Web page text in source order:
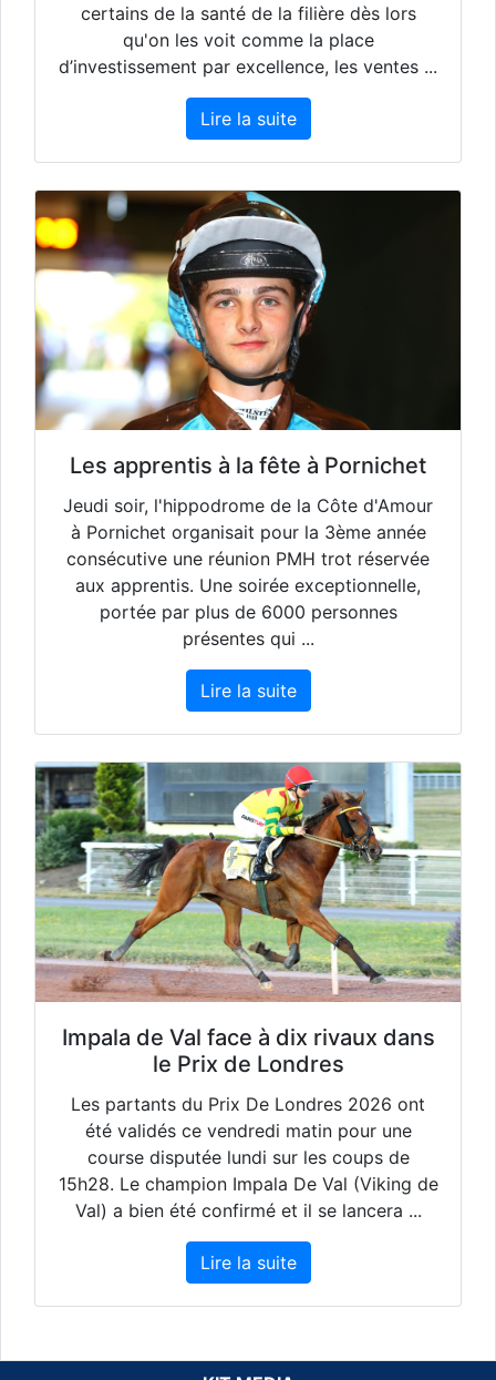
certains de la santé de la filière dès lors
qu'on les voit comme la place
d’investissement par excellence, les ventes ...
Lire la suite
Les apprentis à la fête à Pornichet
Jeudi soir, l'hippodrome de la Côte d'Amour
à Pornichet organisait pour la 3ème année
consécutive une réunion PMH trot réservée
aux apprentis. Une soirée exceptionnelle,
portée par plus de 6000 personnes
présentes qui ...
Lire la suite
Impala de Val face à dix rivaux dans
le Prix de Londres
Les partants du Prix De Londres 2026 ont
été validés ce vendredi matin pour une
course disputée lundi sur les coups de
15h28. Le champion Impala De Val (Viking de
Val) a bien été confirmé et il se lancera ...
Lire la suite